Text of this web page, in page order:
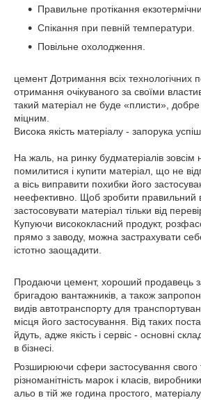
Правильне протікання
Спікання при певній температури.
Повільне охолодження.
цемент Дотримання всіх технологічних
отримання очікуваного за своїми
такий матеріал не буде «плисти», добре
міцним.
Висока якість матеріалу - запорука
На жаль, на ринку будматеріалів зовсім
помилитися і купити матеріал, що не
а вісь виправити похибки його
неефективно. Щоб зробити правильний
застосовувати матеріал тільки від
Купуючи висококласний продукт,
прямо з заводу, можна застрахувати
істотно заощадити.
Продаючи цемент, хороший продавець
бригадою вантажників, а також
видів автотранспорту для
місця його застосування. Від таких
йдуть, адже якість і сервіс - основні
в бізнесі.
Розширюючи сфери застосування свого
різноманітність марок і класів,
альо в тій же година простого,